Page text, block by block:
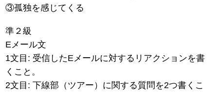
③孤独を感じてくる
準２級
Eメール文
1文目: 受信したEメールに対するリアクションを書
くこと。
2文目: 下線部（ツアー）に関する質問を2つ書くこ